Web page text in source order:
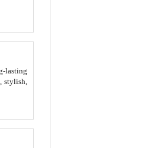
lasting
stylish,